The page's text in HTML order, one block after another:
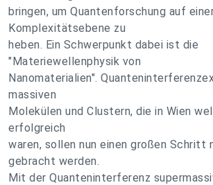
bringen, um Quantenforschung auf
Komplexitätsebene zu
heben. Ein Schwerpunkt dabei ist die
"Materiewellenphysik von
Nanomaterialien".
massiven
Molekülen und Clustern, die in Wien
erfolgreich
waren, sollen nun einen großen Schritt
gebracht werden.
Mit der Quanteninterferenz